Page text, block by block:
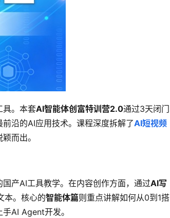
具。本套AI智能体创富特训营2.0通过3天闭门
沿的AI应用技术。课程深度拆解了AI短视频
而出。
产AI工具教学。在内容创作方面，通过AI写
本。核心的智能体篇则重点讲解如何从0到1搭
AI Agent开发。